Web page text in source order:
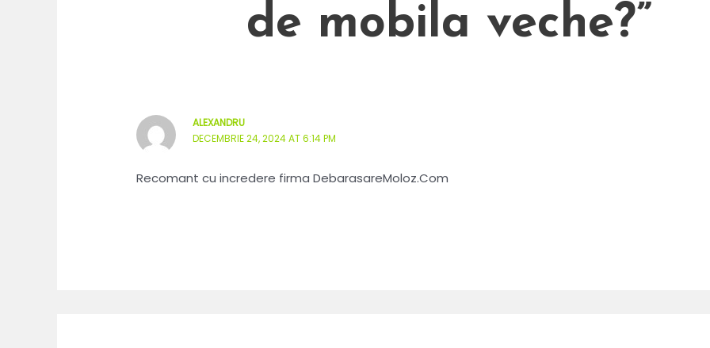
de mobila veche?”
ALEXANDRU
DECEMBRIE 24, 2024 AT 6:14 PM
Recomant cu incredere firma DebarasareMoloz.Com